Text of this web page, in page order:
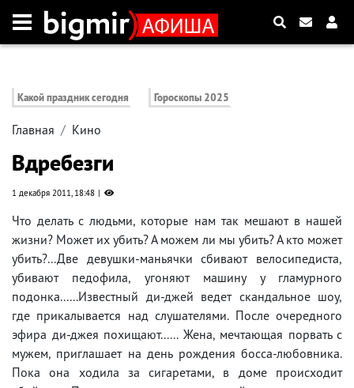
Какой праздник сегодня Гороскопы 2025
Главная Кино
Вдребезги
1 декабря 2011, 18:48
Что делать с людьми, которые нам так мешают в нашей
жизни? Может их убить? А можем ли мы убить? А кто может
убить?...Две девушки-маньячки сбивают велосипедиста,
убивают педофила, угоняют машину у гламурного
подонка......Известный ди-джей ведет скандальное шоу,
где прикалывается над слушателями. После очередного
эфира ди-джея похищают...... Жена, мечтающая порвать с
мужем, приглашает на день рождения босса-любовника.
Пока она ходила за сигаретами, в доме происходит